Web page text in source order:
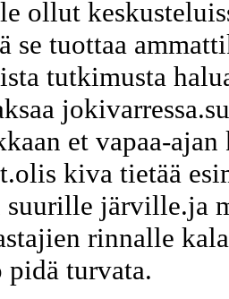
ollut
se tuottaa
tutkimusta
et vapaa-
kiva tietää
suurille järville.ja
rinnalle
turvata.